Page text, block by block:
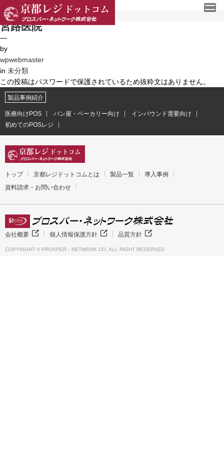
内
容
を
ス
キ
ッ
プ
MENU
・トップ
・京都レジドットコムとは
・製品一覧
サービス
プロスパー・ネットワーク株式会社
・会社概要
カテゴリー:未分類
宮路医院
—
by
wpwebmaster
in 未分類
この投稿はパスワードで保護されているため抜粋文はありません。
製品事例紹介
医療向けPOS パン屋・ベーカリー向け
インバウンド需要向け
初めてのPOSレジ
トップ 京都レジドットコムとは 製品一覧
導入事例
資料請求・お問い合わせ
会社概要 個人情報保護方針 品質方針
COPYRIGHT ©︎ PROSPER・NETWORK CO. ALL RIGHT RESERVED